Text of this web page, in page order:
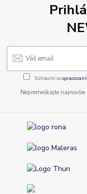
Súhlasím so
Nepremeškajte